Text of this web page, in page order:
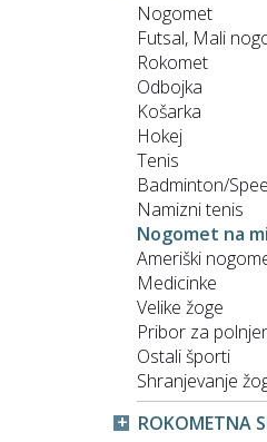
Nogomet
Futsal, Mali
Rokomet
Odbojka
Košarka
Hokej
Tenis
Badminton/
Namizni tenis
Nogomet na
Ameriški
Medicinke
Velike žoge
Pribor za
Ostali športi
Shranjevanje
ROKOMETNA